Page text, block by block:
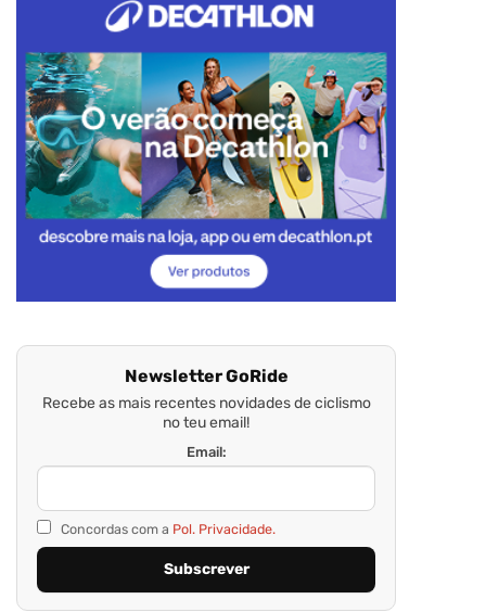
Newsletter GoRide
Recebe as mais recentes novidades de ciclismo
no teu email!
Email:
Concordas com a Pol. Privacidade.